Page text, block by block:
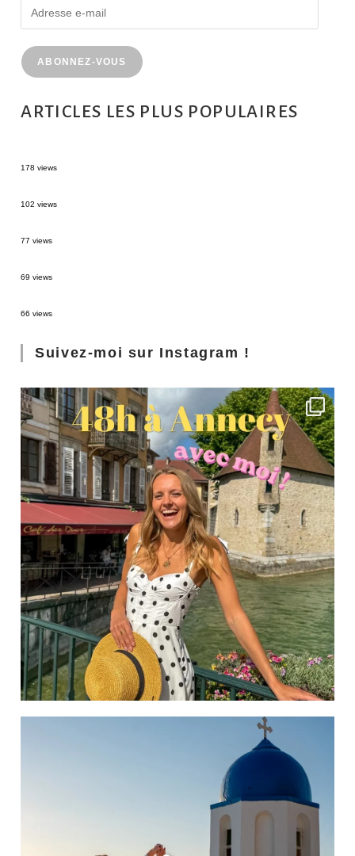
ABONNEZ-VOUS
ARTICLES LES PLUS POPULAIRES
178 views
102 views
77 views
69 views
66 views
Suivez-moi sur Instagram !